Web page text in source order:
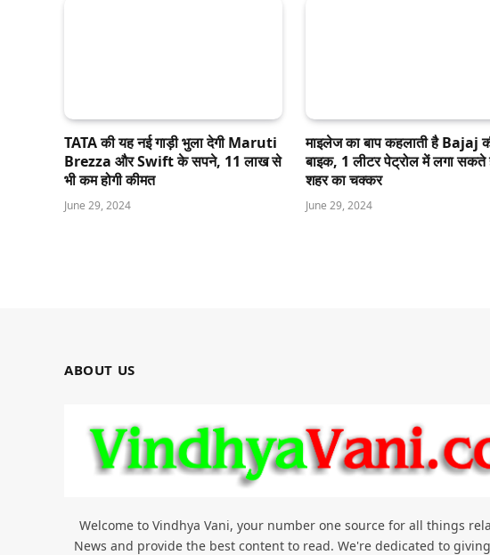
TATA की यह नई गाड़ी भुला देगी Maruti
Brezza और Swift के सपने, 11 लाख से
भी कम होगी कीमत
June 29, 2024
माइलेज का बाप कहलाती है Bajaj
बाइक, 1 लीटर पेट्रोल में लगा सकते
शहर का चक्कर
June 29, 2024
ABOUT US
Welcome to Vindhya Vani, your number one source for all things
News and provide the best content to read. We're dedicated to